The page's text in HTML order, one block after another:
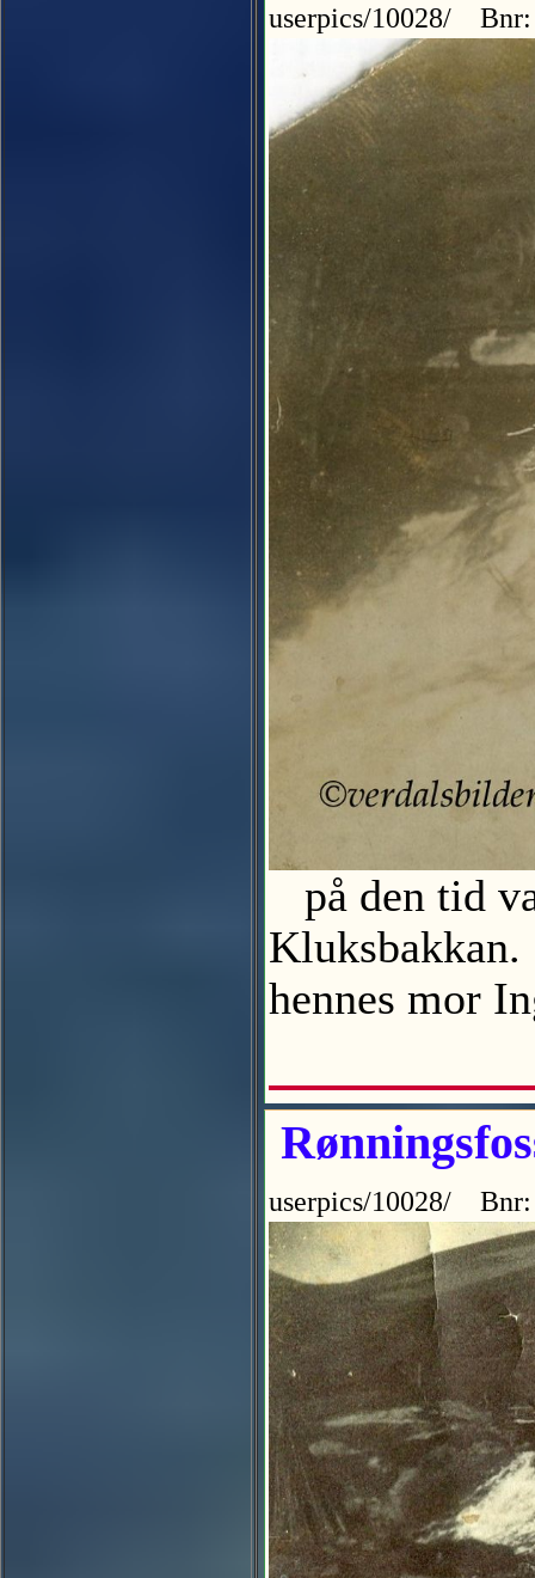
userpics/10028/ Bnr:
på den tid
Kluksbakkan.
hennes mor
userpics/10028/ Bnr: